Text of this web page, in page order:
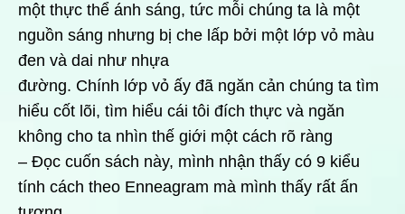
một thực thể ánh sáng, tức mỗi chúng ta là một
nguồn sáng nhưng bị che lấp bởi một lớp vỏ màu
đen và dai như nhựa
đường. Chính lớp vỏ ấy đã ngăn cản chúng ta tìm
hiểu cốt lõi, tìm hiểu cái tôi đích thực và ngăn
không cho ta nhìn thế giới một cách rõ ràng
– Đọc cuốn sách này, mình nhận thấy có 9 kiểu
tính cách theo Enneagram mà mình thấy rất ấn